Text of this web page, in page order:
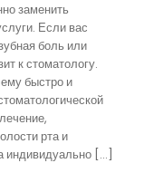
заменить
Если вас
боль или
к стоматологу.
быстро и
рта и
индивидуально […]